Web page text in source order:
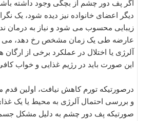
اگر پف دور چشم از بچگی وجود داشته باشد
دیگر اعضای خانواده نیز دیده شود، یک
زیبایی محسوب می شود و نیاز به درمان
عارضه طی یک زمان مشخص رخ دهد، می
آلرژی یا اختلال در عملکرد برخی از ارگان
این صورت باید در رژیم غذایی و خواب
درصورتیکه تورم کاهش نیافت، اولین قدم
و بررسی احتمال آلرژی به محیط یا یک
صورتیکه پف دور چشم به دلیل مشکل